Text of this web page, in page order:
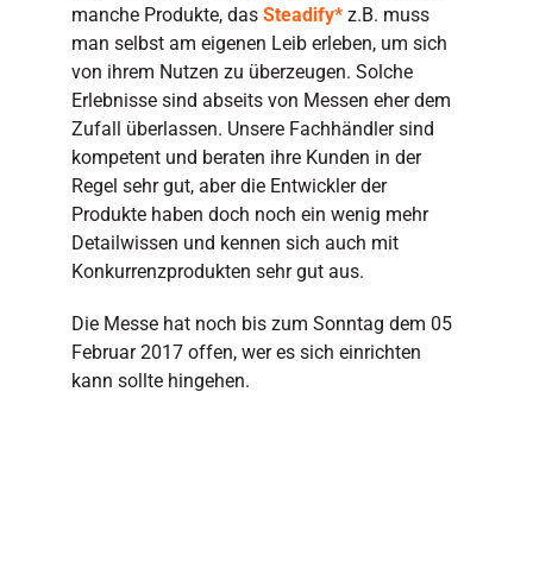
manche Produkte, das Steadify*z.B. muss
man selbst am eigenen Leib erleben, um sich
von ihrem Nutzen zu überzeugen. Solche
Erlebnisse sind abseits von Messen eher dem
Zufall überlassen. Unsere Fachhändler sind
kompetent und beraten ihre Kunden in der
Regel sehr gut, aber die Entwickler der
Produkte haben doch noch ein wenig mehr
Detailwissen und kennen sich auch mit
Konkurrenzprodukten sehr gut aus.
Die Messe hat noch bis zum Sonntag dem 05
Februar 2017 offen, wer es sich einrichten
kann sollte hingehen.